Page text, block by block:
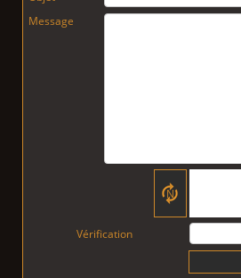
Message
N
Vérification